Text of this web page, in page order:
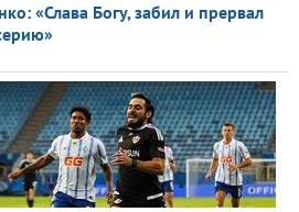
«Слава Богу, забил и прервал